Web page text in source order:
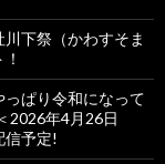
下祭（かわすそま
ぱり令和になって
2026年4月26日
信予定!